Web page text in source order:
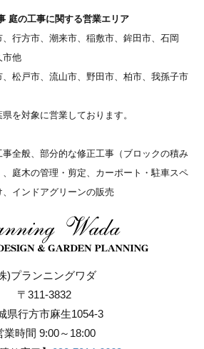
庭の工事に関する営業エリア
、行方市、潮来市、稲敷市、鉾田市、石岡
市他
、松戸市、流山市、野田市、柏市、我孫子市
を対象に営業しております。
全般、部分的な修正工事（ブロックの積み
庭木の管理・剪定、カーポート・駐車スペ
インドアグリーンの販売
)プランニングワダ
〒311-3832
県行方市麻生1054-3
業時間 9:00～18:00